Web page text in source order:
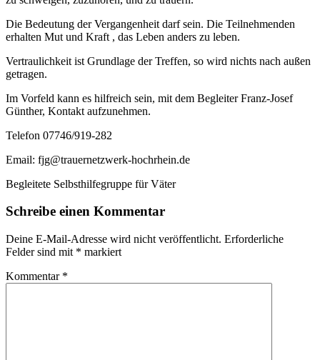
Die Bedeutung der Vergangenheit darf sein. Die Teilnehmenden
erhalten Mut und Kraft , das Leben anders zu leben.
Vertraulichkeit ist Grundlage der Treffen, so wird nichts nach außen
getragen.
Im Vorfeld kann es hilfreich sein, mit dem Begleiter Franz-Josef
Günther, Kontakt aufzunehmen.
Telefon 07746/919-282
Email: fjg@trauernetzwerk-hochrhein.de
Begleitete Selbsthilfegruppe für Väter
Schreibe einen Kommentar
Deine E-Mail-Adresse wird nicht veröffentlicht. Erforderliche
Felder sind mit * markiert
Kommentar *